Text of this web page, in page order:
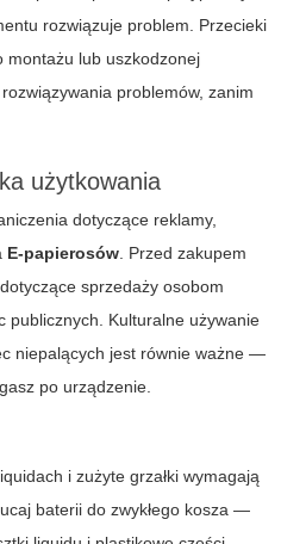
rozwiązuje problem. Przecieki
montażu lub uszkodzonej
problemów, zanim
użytkowania
dotyczące reklamy,
E-papierosów . Przed zakupem
sprzedaży osobom
publicznych. Kulturalne używanie
niepalących jest równie ważne —
po urządzenie.
i zużyte grzałki wymagają
baterii do zwykłego kosza —